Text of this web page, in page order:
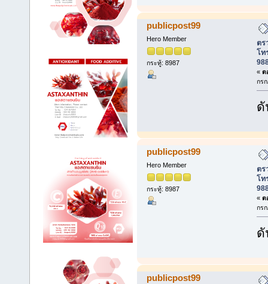
publicpost99
Hero Member
กระทู้: 8987
ตร
โท
« ต
กร
ดั
publicpost99
Hero Member
กระทู้: 8987
ตร
โท
« ต
กร
ดั
publicpost99